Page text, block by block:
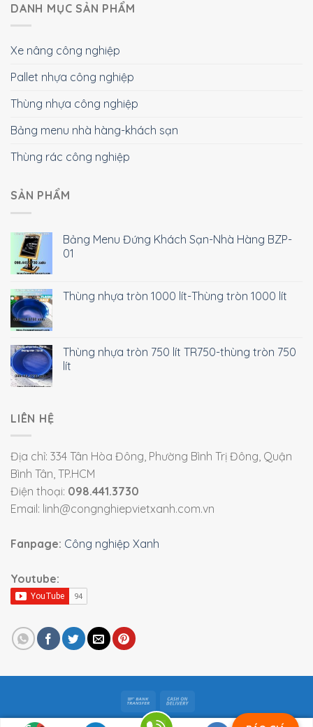
DANH MỤC SẢN PHẨM
Xe nâng công nghiệp
Pallet nhựa công nghiệp
Thùng nhựa công nghiệp
Bảng menu nhà hàng-khách sạn
Thùng rác công nghiệp
SẢN PHẨM
Bảng Menu Đứng Khách Sạn-Nhà Hàng BZP-
01
Thùng nhựa tròn 1000 lít-Thùng tròn 1000 lít
Thùng nhựa tròn 750 lít TR750-thùng tròn 750
lít
LIÊN HỆ
Địa chỉ: 334 Tân Hòa Đông, Phường Bình Trị Đông, Quận
Bình Tân, TP.HCM
Điện thoại: 098.441.3730
Email: linh@congnghiepvietxanh.com.vn
Fanpage: Công nghiệp Xanh
Youtube: